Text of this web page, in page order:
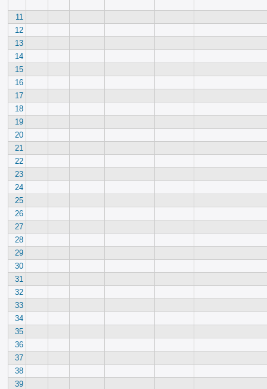
11
12
13
14
15
16
17
18
19
20
21
22
23
24
25
26
27
28
29
30
31
32
33
34
35
36
37
38
39